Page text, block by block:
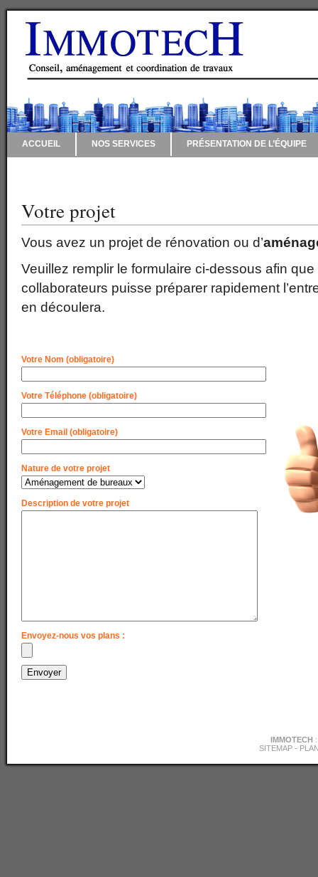
ACCUEIL NOS SERVICES PRÉSENTATION DE L’ÉQUIPE
Votre projet
Vous avez un projet de rénovation ou d’
Veuillez remplir le formulaire ci-dessous afin que
collaborateurs puisse préparer rapidement
en découlera.
Votre Nom (obligatoire)
Votre Téléphone (obligatoire)
Votre Email (obligatoire)
Nature de votre projet
Description de votre projet
Envoyez-nous vos plans :
IMMOTECH
SITEMAP -